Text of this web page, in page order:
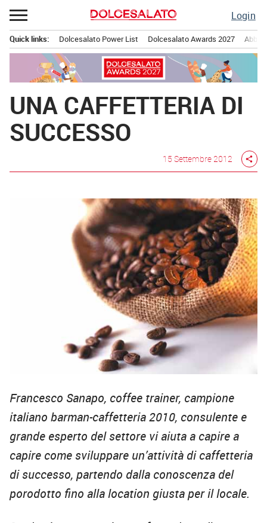
Passa
al
contenuto
Login
principale
Quick links: Dolcesalato Power List Dolcesalato Awards 2027
UNA CAFFETTERIA DI
SUCCESSO
15 Settembre 2012 share
Francesco Sanapo, coffee trainer, campione
italiano barman-caffetteria 2010, consulente e
grande esperto del settore vi aiuta a capire a
capire come sviluppare un’attività di caffetteria
di successo, partendo dalla conoscenza del
porodotto fino alla location giusta per il locale.